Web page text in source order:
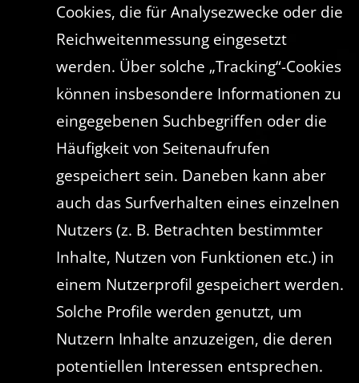
Cookies, die für Analysezwecke oder die
Reichweitenmessung eingesetzt
werden. Über solche „Tracking“-Cookies
können insbesondere Informationen zu
eingegebenen Suchbegriffen oder die
Häufigkeit von Seitenaufrufen
gespeichert sein. Daneben kann aber
auch das Surfverhalten eines einzelnen
Nutzers (z. B. Betrachten bestimmter
Inhalte, Nutzen von Funktionen etc.) in
einem Nutzerprofil gespeichert werden.
Solche Profile werden genutzt, um
Nutzern Inhalte anzuzeigen, die deren
potentiellen Interessen entsprechen.